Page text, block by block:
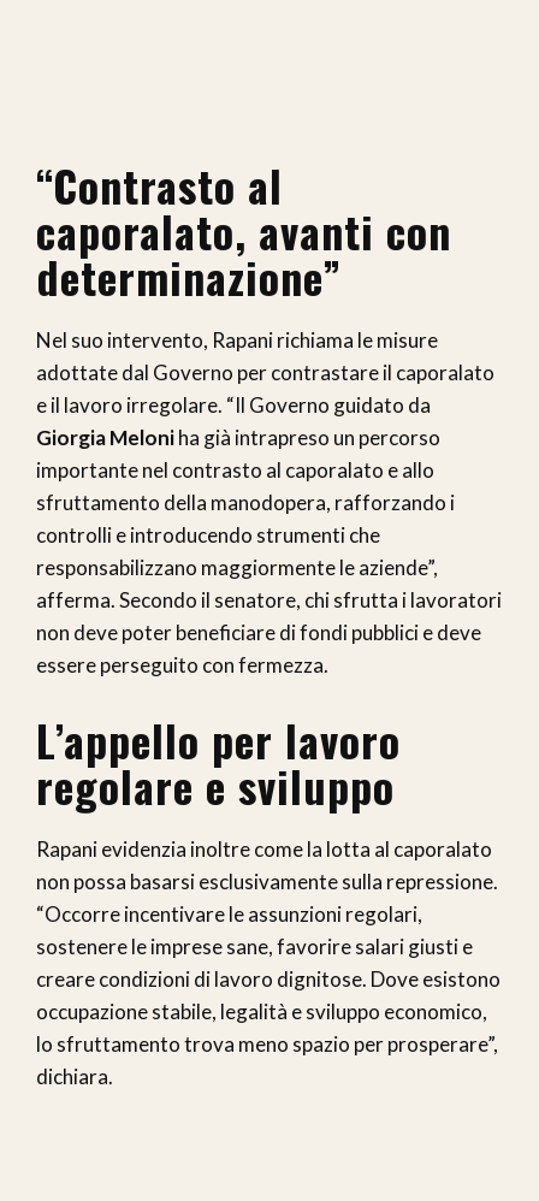
“Contrasto al
caporalato, avanti con
determinazione”
Nel suo intervento, Rapani richiama le misure
adottate dal Governo per contrastare il caporalato
e il lavoro irregolare. “Il Governo guidato da
Giorgia Meloniha già intrapreso un percorso
importante nel contrasto al caporalato e allo
sfruttamento della manodopera, rafforzando i
controlli e introducendo strumenti che
responsabilizzano maggiormente le aziende”,
afferma. Secondo il senatore, chi sfrutta i lavoratori
non deve poter beneficiare di fondi pubblici e deve
essere perseguito con fermezza.
L’appello per lavoro
regolare e sviluppo
Rapani evidenzia inoltre come la lotta al caporalato
non possa basarsi esclusivamente sulla repressione.
“Occorre incentivare le assunzioni regolari,
sostenere le imprese sane, favorire salari giusti e
creare condizioni di lavoro dignitose. Dove esistono
occupazione stabile, legalità e sviluppo economico,
lo sfruttamento trova meno spazio per prosperare”,
dichiara.